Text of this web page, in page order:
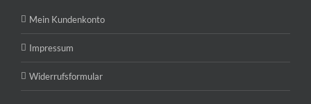
Mein Kundenkonto
Impressum
Widerrufsformular